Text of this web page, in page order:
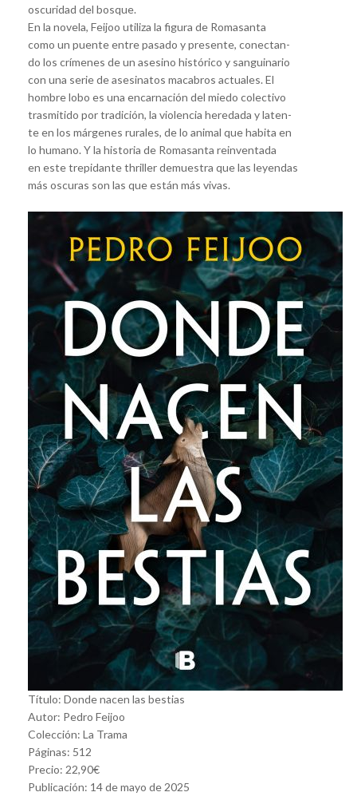
oscuridad del bosque.
En la novela, Feijoo utiliza la figura de Romasanta
como un puente entre pasado y presente, conectan-
do los crímenes de un asesino histórico y sanguinario
con una serie de asesinatos macabros actuales. El
hombre lobo es una encarnación del miedo colectivo
trasmitido por tradición, la violencia heredada y laten-
te en los márgenes rurales, de lo animal que habita en
lo humano. Y la historia de Romasanta reinventada
en este trepidante thriller demuestra que las leyendas
más oscuras son las que están más vivas.
Título: Donde nacen las bestias
Autor: Pedro Feijoo
Colección: La Trama
Páginas: 512
Precio: 22,90€
Publicación: 14 de mayo de 2025